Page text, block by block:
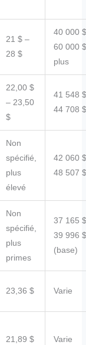
21 $ –
28 $
40 000
60 000
plus
22,00 $
– 23,50
$
41 548
44 708 $
Non
spécifié,
plus
élevé
42 060
48 507 $
Non
spécifié,
plus
primes
37 165
39 996 $
(base)
23,36 $ Varie
21,89 $ Varie